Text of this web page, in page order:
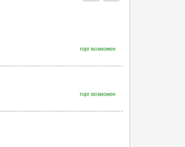
торг возможен
торг возможен